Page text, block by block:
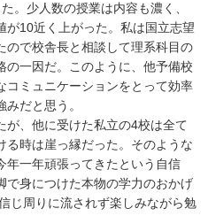
。少人数の授業は内容も濃く、
が10近く上がった。私は国立志望
ので校舎長と相談して理系科目の
の一因だ。このように、他予備校
コミュニケーションをとって効率
だと思う。
が、他に受けた私立の4校は全て
る時は崖っ縁だった。そのような
年一年頑張ってきたという自信
で身につけた本物の学力のおかげ
じ周りに流されず楽しみながら勉